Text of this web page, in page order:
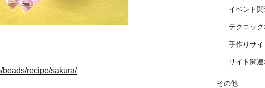
beads/recipe/sakura/
イベント関
テクニック
手作りサ
サイト関
その他